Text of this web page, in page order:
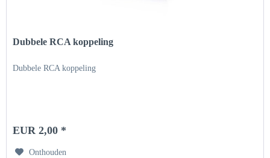
Dubbele RCA koppeling
Dubbele RCA koppeling
EUR 2,00 *
Onthouden